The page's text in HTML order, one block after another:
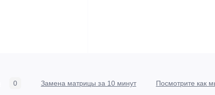
0 Замена матрицы за 10 минут Посмотрите как